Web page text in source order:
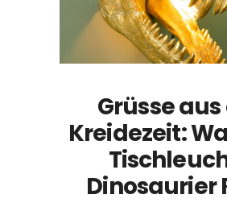
Grüsse
Kreidezeit:
Dinosaurier